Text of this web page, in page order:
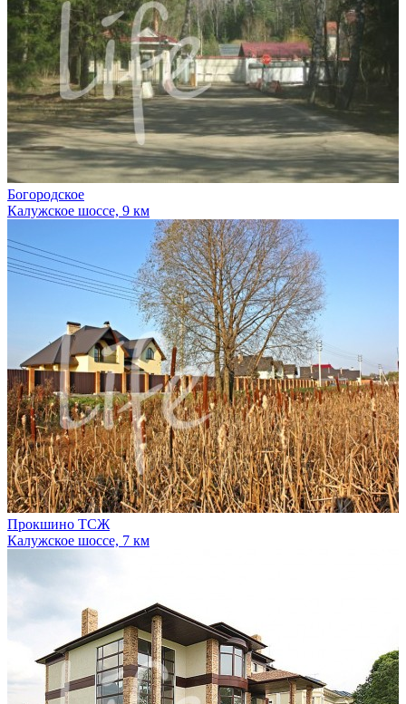
Богородское
Калужское шоссе, 9 км
Прокшино ТСЖ
Калужское шоссе, 7 км